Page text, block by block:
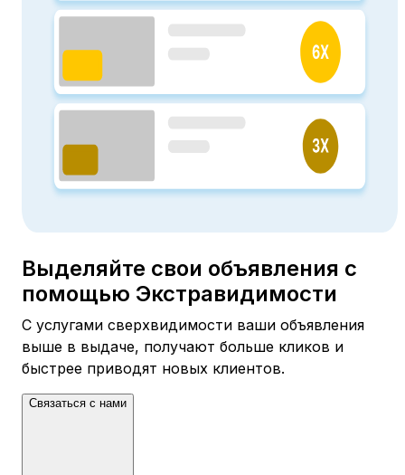
Выделяйте свои объявления с
помощью Экстравидимости
С услугами сверхвидимости ваши объявления
выше в выдаче, получают больше кликов и
быстрее приводят новых клиентов.
Связаться с нами